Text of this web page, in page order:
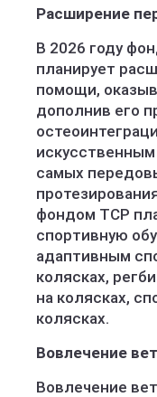
Расширение
В 2026 году
планирует
помощи,
дополнив его
самых
фондом ТСР
спортивную
адаптивным
колясках,
на колясках,
колясках.
Вовлечение
Вовлечение